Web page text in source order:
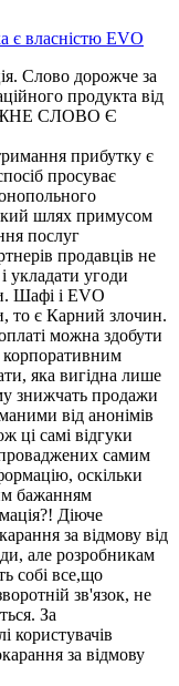
є власністю ЕVO
Слово дорожче за
продукта від
СЛОВО Є
прибутку є
просуває
шлях примусом
послуг
продавців не
укладати угоди
Шафі і ЕVO
то є Карний злочин.
можна здобути
корпоративним
яка вигідна лише
знижчать продажи
від анонімів
ці самі відгуки
самим
оскільки
бажанням
Діюче
за відмову від
але розробникам
собі все,що
зв'язок, не
За
користувачів
за відмову